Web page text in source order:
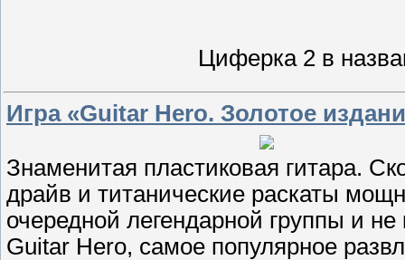
Циферка 2 в
Игра «Guitаr Hero. Золотое
Знаменитая пластиковая гитара.
драйв и титанические раскаты
очередной легендарной группы и
Guitar Hero, самое популярное